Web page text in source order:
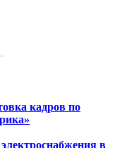
кадров по
в